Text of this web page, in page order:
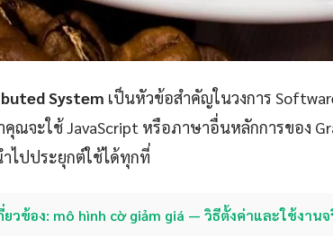
System เป็นหัวข้อสำคัญในวงการ
ณจะใช้ JavaScript หรือภาษาอื่นหลักการของ
ไปประยุกต์ใช้ได้ทุกที่
วข้อง: mô hình cờ giảm giá — วิธีตั้งค่าและใช้งาน